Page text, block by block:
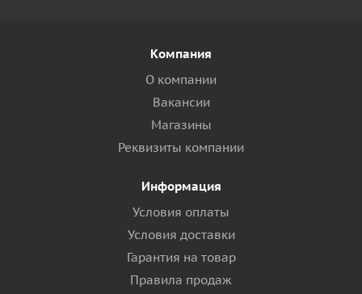
Компания
О компании
Вакансии
Магазины
Реквизиты компании
Информация
Условия оплаты
Условия доставки
Гарантия на товар
Правила продаж